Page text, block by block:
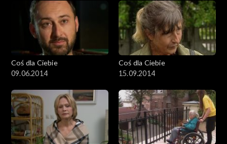
Coś dla Ciebie
09.06.2014
Coś dla Ciebie
15.09.2014